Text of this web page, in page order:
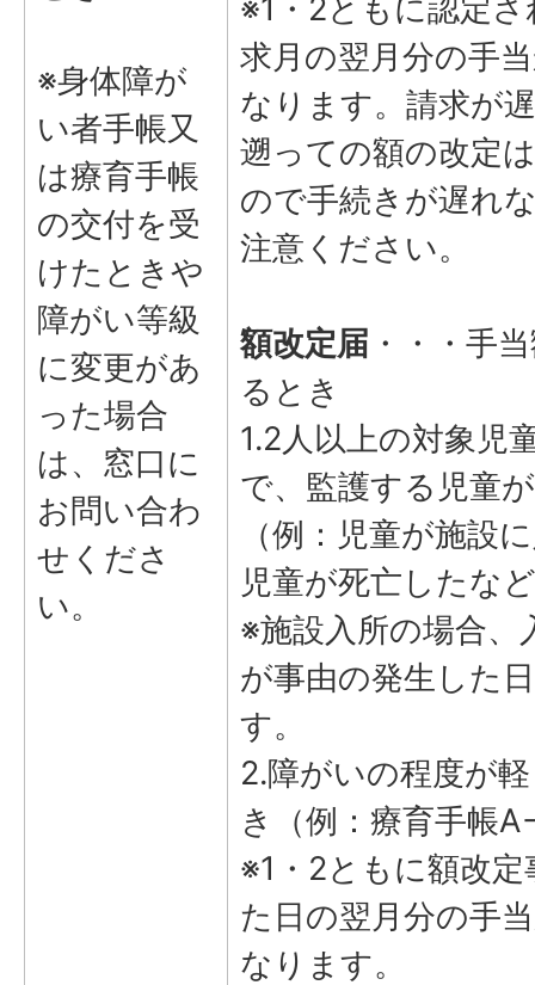
※身体障が
い者手帳又
は療育手帳
の交付を受
けたときや
障がい等級
に変更があ
った場合
は、窓口に
お問い合わ
せくださ
い。
※1・2ともに認定
求月の翌月分の手
なります。請求が
遡っての額の改定
ので手続きが遅れ
注意ください。
額改定届 ・・・手
るとき
1.2人以上の対象児
で、監護する児童
（例：児童が施設
児童が死亡したな
※施設入所の場合、
が事由の発生した
す。
2.障がいの程度が
き（例：療育手帳
※1・2ともに額改
た日の翌月分の手
なります。